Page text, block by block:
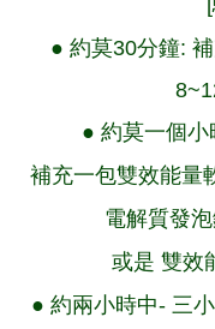
● 約莫30分鐘:
● 約莫一個
補充一包雙效能量
電解質發
或是 雙效
● 約兩小時中- 三